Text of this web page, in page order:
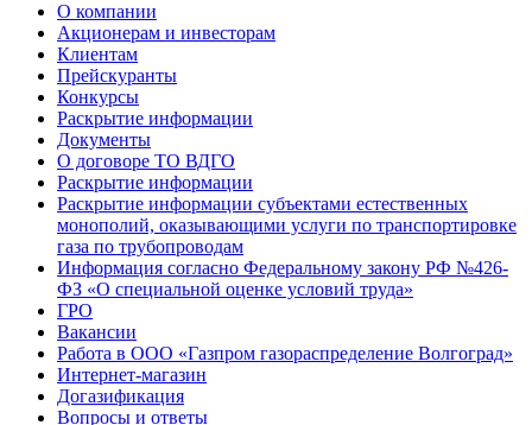
О компании
Акционерам и инвесторам
Клиентам
Прейскуранты
Конкурсы
Раскрытие информации
Документы
О договоре ТО ВДГО
Раскрытие информации
Раскрытие информации субъектами естественных
монополий, оказывающими услуги по транспортировке
газа по трубопроводам
Информация согласно Федеральному закону РФ №426-
ФЗ «О специальной оценке условий труда»
ГРО
Вакансии
Работа в ООО «Газпром газораспределение Волгоград»
Интернет-магазин
Догазификация
Вопросы и ответы